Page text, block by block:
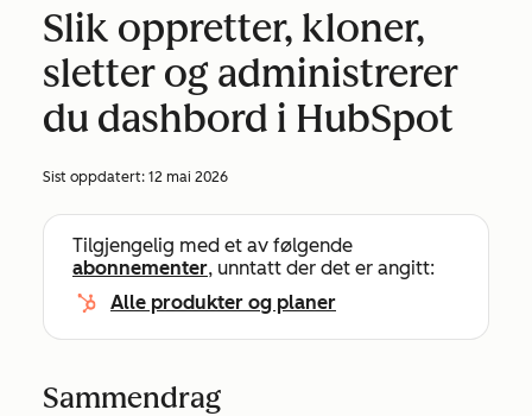
Slik oppretter, kloner,
sletter og administrerer
du dashbord i HubSpot
Sist oppdatert: 12 mai 2026
Tilgjengelig med et av følgende
abonnementer, unntatt der det er angitt:
Alle produkter og planer
Sammendrag